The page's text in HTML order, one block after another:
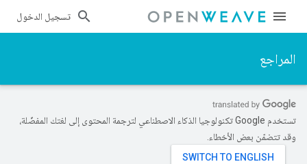
تسجيل الدخول
المراجع
تستخدم Google تكنولوجيا الذكاء الاصطناعي لترجمة المحتوى إلى لغتك المفضّلة،
وقد تتضمّن بعض الأخطاء.